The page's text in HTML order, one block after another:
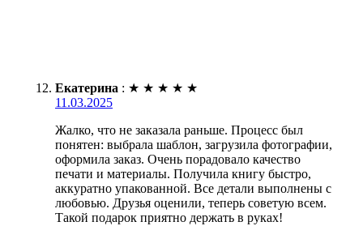
Екатерина : ★ ★ ★ ★ ★
11.03.2025
Жалко, что не заказала раньше. Процесс был
понятен: выбрала шаблон, загрузила фотографии,
оформила заказ. Очень порадовало качество
печати и материалы. Получила книгу быстро,
аккуратно упакованной. Все детали выполнены с
любовью. Друзья оценили, теперь советую всем.
Такой подарок приятно держать в руках!